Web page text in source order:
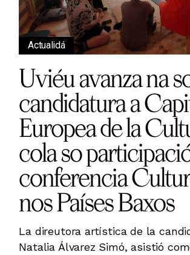
Actualidá
Uviéu avanza na
candidatura a
Europea de la
cola so
conferencia
nos Países Baxos
La direutora artística de la
Natalia Álvarez Simó, asistió